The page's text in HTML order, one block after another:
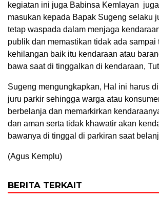
kegiatan ini juga Babinsa Kemlayan
masukan kepada Bapak Sugeng selaku
tetap waspada dalam menjaga
publik dan memastikan tidak ada sampai
kehilangan baik itu kendaraan atau
bawa saat di tinggalkan di kendaraan,
Sugeng mengungkapkan, Hal ini harus
juru parkir sehingga warga atau
berbelanja dan memarkirkan
dan aman serta tidak khawatir akan
bawanya di tinggal di parkiran saat
(Agus Kemplu)
BERITA TERKAIT